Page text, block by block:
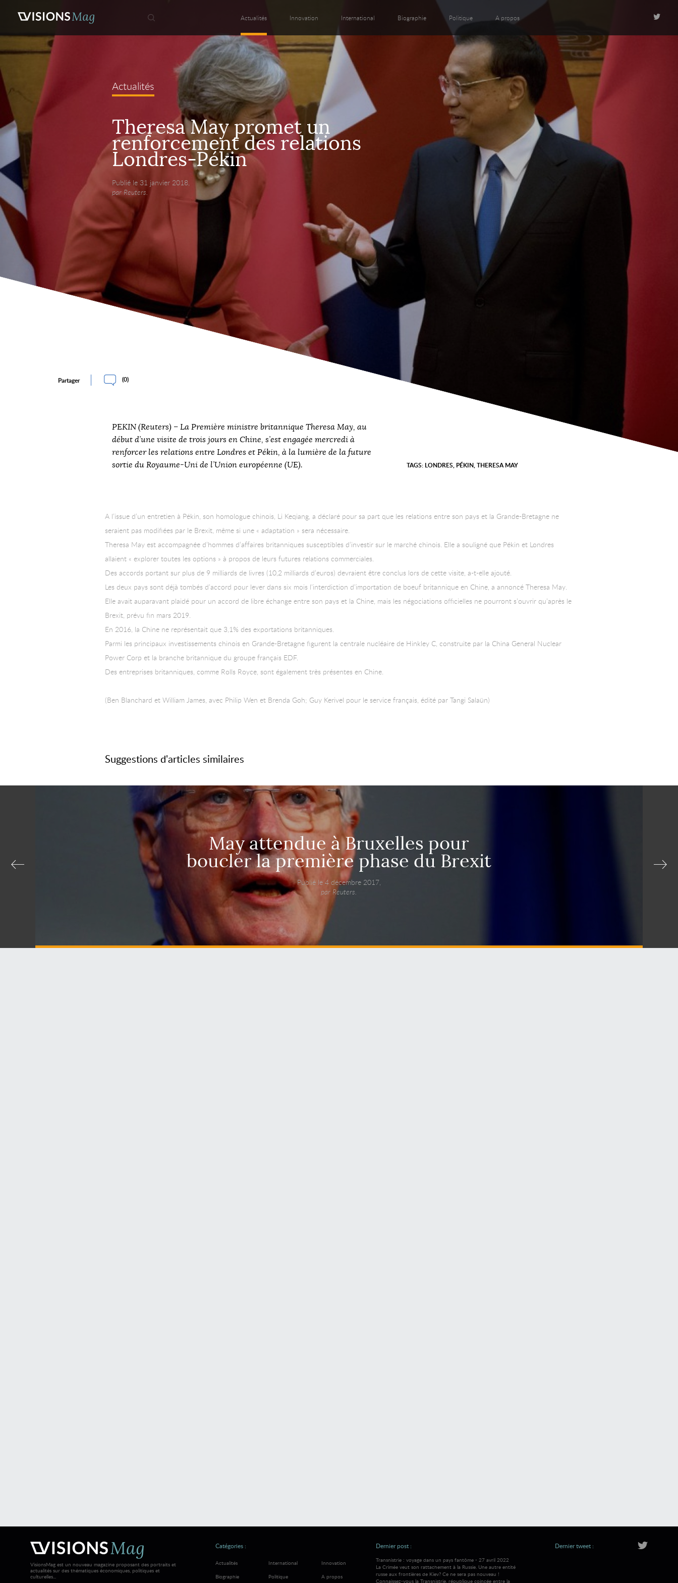
Actualités Innovation International Biographie Politique A propos
Actualités
Theresa May promet un
renforcement des relations
Londres-Pékin
Publié le 31 janvier 2018,
par Reuters.
Partager (0)
PEKIN (Reuters) – La Première ministre britannique Theresa May, au
début d’une visite de trois jours en Chine, s’est engagée mercredi à
renforcer les relations entre Londres et Pékin, à la lumière de la future
sortie du Royaume-Uni de l’Union européenne (UE).
TAGS: LONDRES, PÉKIN,THERESA MAY
A l’issue d’un entretien à Pékin, son homologue chinois, Li Keqiang, a déclaré pour sa part que les relations entre son pays et la Grande-Bretagne ne
seraient pas modifiées par le Brexit, même si une « adaptation » sera nécessaire.
Theresa May est accompagnée d’hommes d’affaires britanniques susceptibles d’investir sur le marché chinois. Elle a souligné que Pékin et Londres
allaient « explorer toutes les options » à propos de leurs futures relations commerciales.
Des accords portant sur plus de 9 milliards de livres (10,2 milliards d’euros) devraient être conclus lors de cette visite, a-t-elle ajouté.
Les deux pays sont déjà tombés d’accord pour lever dans six mois l’interdiction d’importation de boeuf britannique en Chine, a annoncé Theresa May.
Elle avait auparavant plaidé pour un accord de libre échange entre son pays et la Chine, mais les négociations officielles ne pourront s’ouvrir qu’après le
Brexit, prévu fin mars 2019.
En 2016, la Chine ne représentait que 3,1% des exportations britanniques.
Parmi les principaux investissements chinois en Grande-Bretagne figurent la centrale nucléaire de Hinkley C, construite par la China General Nuclear
Power Corp et la branche britannique du groupe français EDF.
Des entreprises britanniques, comme Rolls Royce, sont également très présentes en Chine.
(Ben Blanchard et William James, avec Philip Wen et Brenda Goh; Guy Kerivel pour le service français, édité par Tangi Salaün)
Suggestions d'articles similaires
May attendue à Bruxelles pour
boucler la première phase du Brexit
Publié le 4 décembre 2017,
par Reuters.
VisionsMag est un nouveau magazine proposant des portraits et
actualités sur des thématiques économiques, politiques et
culturelles...
Catégories :
Actualités International
Innovation
Biographie
Politique A propos
Dernier post :
Transnistrie : voyage dans un pays fantôme - 27 avril 2022
La Crimée veut son rattachement à la Russie. Une autre entité
russe aux frontières de Kiev? Ce ne sera pas nouveau !
Connaissez-vous la Transnistrie, république coincée entre la
Dernier tweet :